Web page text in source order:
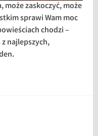
może zaskoczyć, może
sprawi Wam moc
chodzi –
najlepszych,